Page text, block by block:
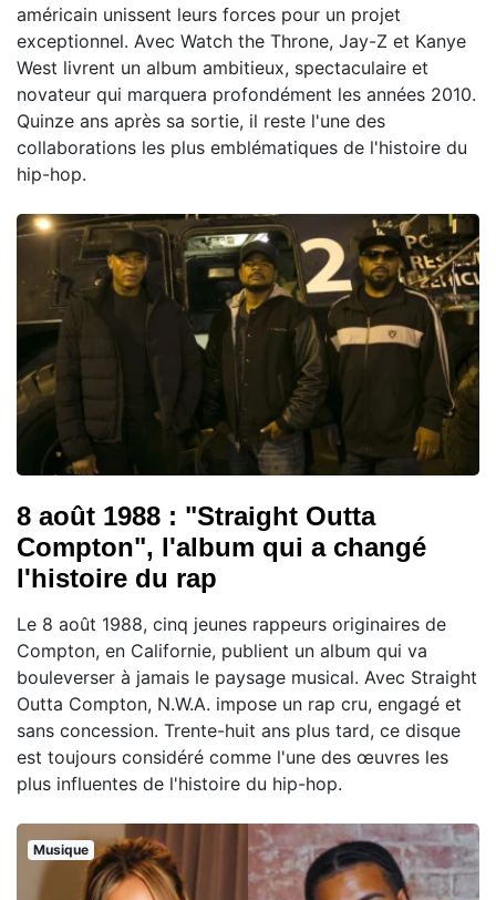
américain unissent leurs forces pour un projet
exceptionnel. Avec Watch the Throne, Jay-Z et Kanye
West livrent un album ambitieux, spectaculaire et
novateur qui marquera profondément les années 2010.
Quinze ans après sa sortie, il reste l'une des
collaborations les plus emblématiques de l'histoire du
hip-hop.
8 août 1988 : "Straight Outta
Compton", l'album qui a changé
l'histoire du rap
Le 8 août 1988, cinq jeunes rappeurs originaires de
Compton, en Californie, publient un album qui va
bouleverser à jamais le paysage musical. Avec Straight
Outta Compton, N.W.A. impose un rap cru, engagé et
sans concession. Trente-huit ans plus tard, ce disque
est toujours considéré comme l'une des œuvres les
plus influentes de l'histoire du hip-hop.
Musique